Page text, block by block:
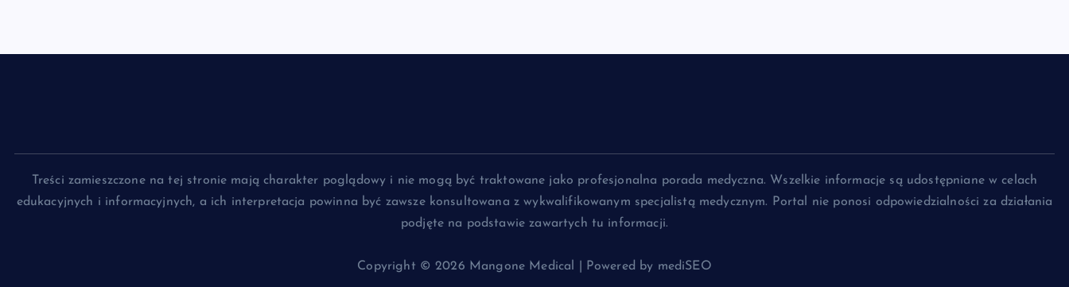
Treści zamieszczone na tej stronie mają charakter poglądowy i nie mogą być traktowane jako profesjonalna porada medyczna. Wszelkie informacje są udostępniane w celach
edukacyjnych i informacyjnych, a ich interpretacja powinna być zawsze konsultowana z wykwalifikowanym specjalistą medycznym. Portal nie ponosi odpowiedzialności za działania
podjęte na podstawie zawartych tu informacji.
Copyright © 2026 Mangone Medical | Powered by mediSEO